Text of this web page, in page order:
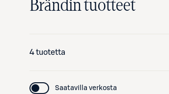
Brändin tuotteet
4 tuotetta
Saatavilla verkosta